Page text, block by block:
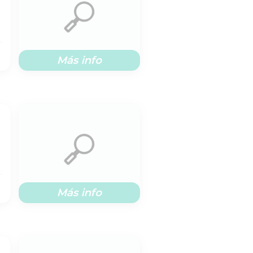
Más info
Más info